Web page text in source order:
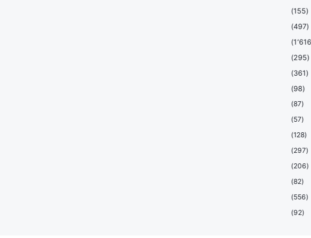
(155)
(497)
(295)
(361)
(98)
(87)
(57)
(128)
(297)
(206)
(82)
(556)
(92)